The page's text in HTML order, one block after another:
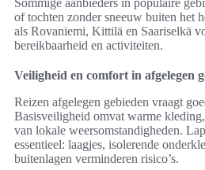
Sommige aanbieders in populaire
of tochten zonder sneeuw buiten het
als Rovaniemi, Kittilä en Saariselkä
bereikbaarheid en activiteiten.
Veiligheid en comfort in afgelegen
Reizen afgelegen gebieden vraagt
Basisveiligheid omvat warme
van lokale weersomstandigheden.
essentieel: laagjes, isolerende
buitenlagen verminderen risico’s.